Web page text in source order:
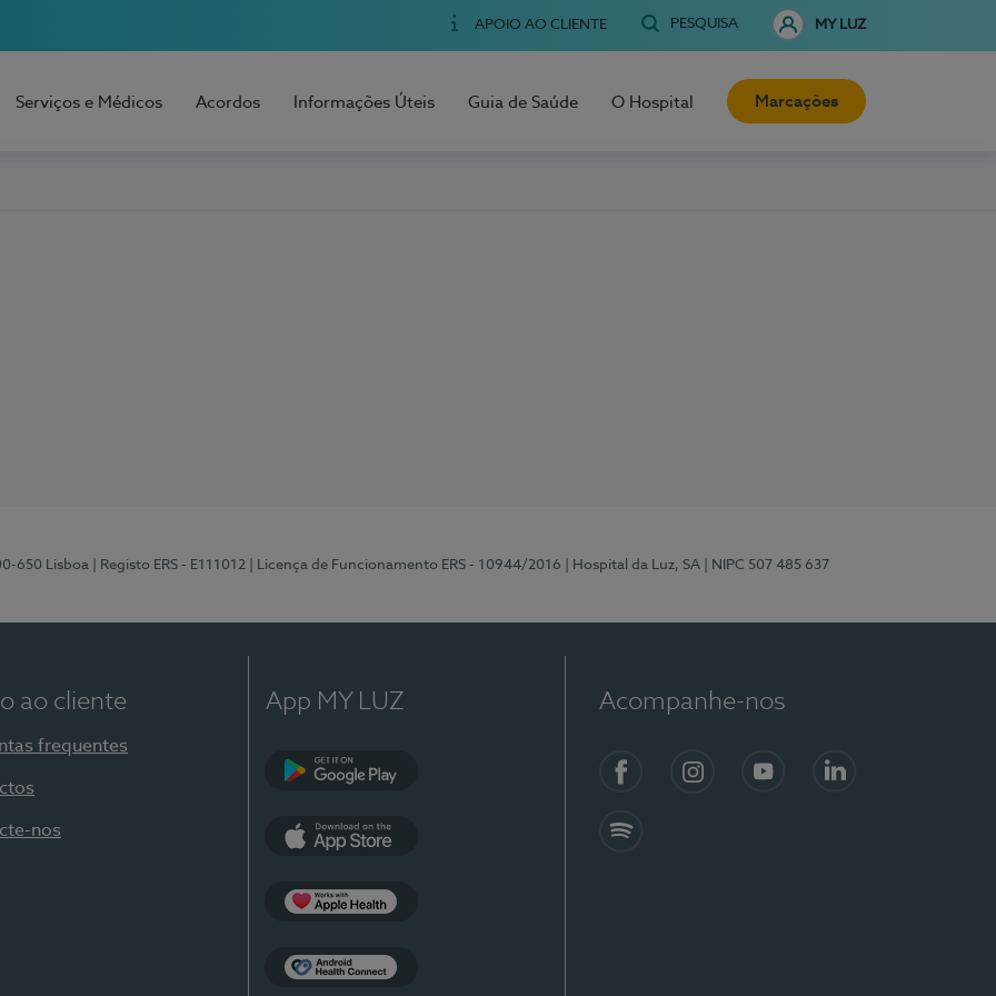
APOIO AO CLIENTE PESQUISA MY LUZ
Serviços e Médicos Acordos Informações Úteis Guia de Saúde O Hospital Marcações
650 Lisboa | Registo ERS - E111012 | Licença de Funcionamento ERS - 10944/2016 | Hospital da Luz, SA | NIPC 507 485 637
ao cliente
frequentes
nos
App MY LUZ Acompanhe-nos